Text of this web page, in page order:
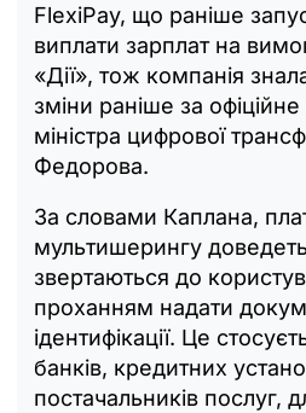
FlexiPay, що раніше
виплати зарплат на
«Дії», тож компанія
зміни раніше за
міністра цифрової
Федорова.
За словами Каплана,
мультишерингу
звертаються до
проханням надати
ідентифікації. Це
банків, кредитних
постачальників послуг,